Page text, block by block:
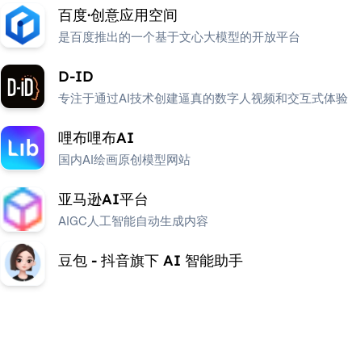
百度·创意应用空间
是百度推出的一个基于文心大模型的开放平台
D-ID
专注于通过AI技术创建逼真的数字人视频和交互式体验
哩布哩布AI
国内AI绘画原创模型网站
亚马逊AI平台
AIGC人工智能自动生成内容
豆包 - 抖音旗下 AI 智能助手